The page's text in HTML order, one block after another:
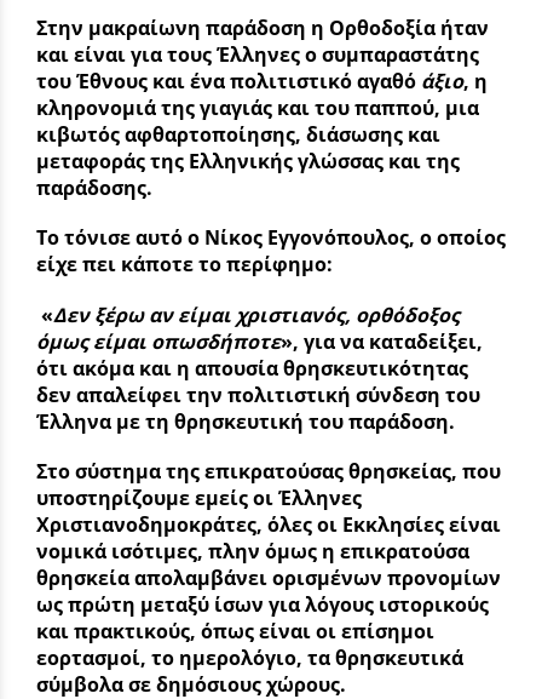
Στην μακραίωνη παράδοση η Ορθοδοξία ήταν
και είναι για τους Έλληνες ο συμπαραστάτης
του Έθνους και ένα πολιτιστικό αγαθό άξιο, η
κληρονομιά της γιαγιάς και του παππού, μια
κιβωτός αφθαρτοποίησης, διάσωσης και
μεταφοράς της Ελληνικής γλώσσας και της
παράδοσης.
Το τόνισε αυτό ο Νίκος Εγγονόπουλος, ο οποίος
είχε πει κάποτε το περίφημο:
«Δεν ξέρω αν είμαι χριστιανός, ορθόδοξος
όμως είμαι οπωσδήποτε», για να καταδείξει,
ότι ακόμα και η απουσία θρησκευτικότητας
δεν απαλείφει την πολιτιστική σύνδεση του
Έλληνα με τη θρησκευτική του παράδοση.
Στο σύστημα της επικρατούσας θρησκείας, που
υποστηρίζουμε εμείς οι Έλληνες
Χριστιανοδημοκράτες, όλες οι Εκκλησίες είναι
νομικά ισότιμες, πλην όμως η επικρατούσα
θρησκεία απολαμβάνει ορισμένων προνομίων
ως πρώτη μεταξύ ίσων για λόγους ιστορικούς
και πρακτικούς, όπως είναι οι επίσημοι
εορτασμοί, το ημερολόγιο, τα θρησκευτικά
σύμβολα σε δημόσιους χώρους.